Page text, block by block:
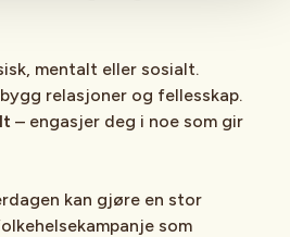
mentalt eller sosialt.
relasjoner og fellesskap.
– engasjer deg i noe som gir
kan gjøre en stor
som